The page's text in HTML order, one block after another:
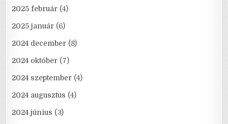
2025 február (4)
2025 január (6)
2024 december (8)
2024 október (7)
2024 szeptember (4)
2024 augusztus (4)
2024 június (3)